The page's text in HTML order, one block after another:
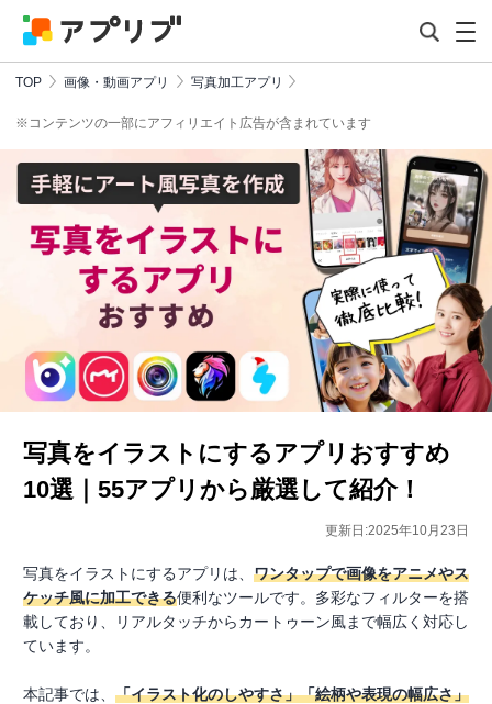
TOP 画像・動画アプリ 写真加工アプリ
※コンテンツの一部にアフィリエイト広告が含まれています
写真をイラストにするアプリおすすめ
10選｜55アプリから厳選して紹介！
更新日:2025年10月23日
写真をイラストにするアプリは、 ワンタップで画像をアニメやス
ケッチ風に加工できる便利なツールです。多彩なフィルターを搭
載しており、リアルタッチからカートゥーン風まで幅広く対応し
ています。
本記事では、 「イラスト化のしやすさ」「絵柄や表現の幅広さ」